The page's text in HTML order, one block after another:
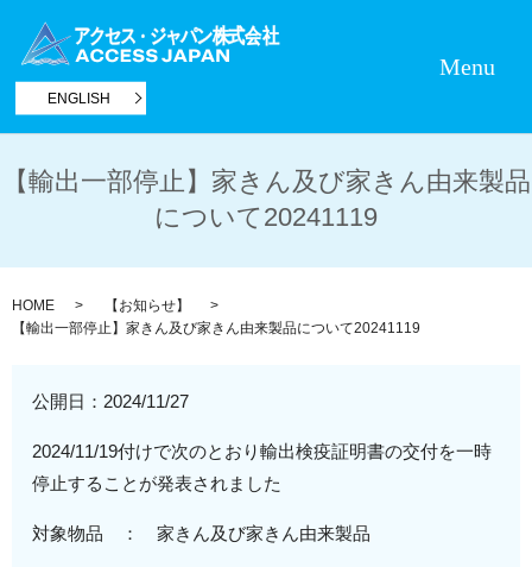
ENGLISH
Menu
【輸出一部停止】家きん及び家きん由来製品
について20241119
HOME
【お知らせ】
【輸出一部停止】家きん及び家きん由来製品について20241119
公開日： 2024/11/27
2024/11/19付けで次のとおり輸出検疫証明書の交付を一時
停止することが発表されました
対象物品 ： 家きん及び家きん由来製品